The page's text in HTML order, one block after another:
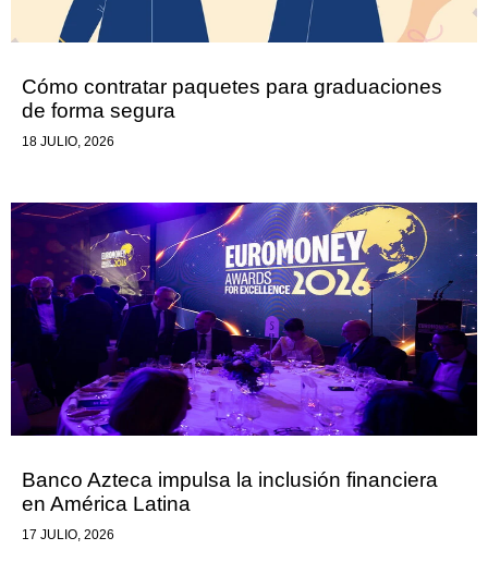
Cómo contratar paquetes para graduaciones
de forma segura
18 JULIO, 2026
Banco Azteca impulsa la inclusión financiera
en América Latina
17 JULIO, 2026